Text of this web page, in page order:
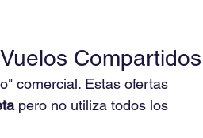
Compartidos
comercial. Estas ofertas
pero no utiliza todos los